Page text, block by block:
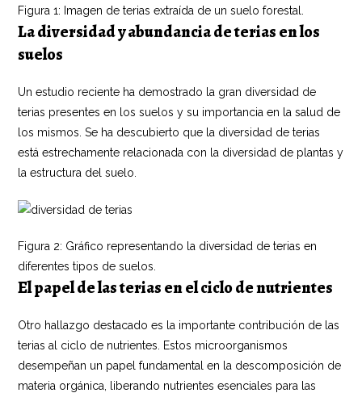
Figura 1: Imagen de terias extraída de un suelo forestal.
La diversidad y abundancia de terias en los
suelos
Un estudio reciente ha demostrado la gran diversidad de
terias presentes en los suelos y su importancia en la salud de
los mismos. Se ha descubierto que la diversidad de terias
está estrechamente relacionada con la diversidad de plantas y
la estructura del suelo.
Figura 2: Gráfico representando la diversidad de terias en
diferentes tipos de suelos.
El papel de las terias en el ciclo de nutrientes
Otro hallazgo destacado es la importante contribución de las
terias al ciclo de nutrientes. Estos microorganismos
desempeñan un papel fundamental en la descomposición de
materia orgánica, liberando nutrientes esenciales para las